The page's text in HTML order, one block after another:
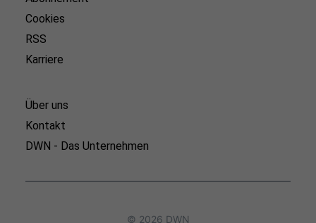
Cookies
RSS
Karriere
Über uns
Kontakt
DWN - Das Unternehmen
© 2026 DWN